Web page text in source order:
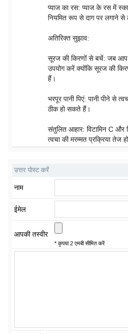
प्याज का रस: प्याज के रस में
नियमित रूप से दाग पर लगाने से
अतिरिक्त सुझाव:
सूरज की किरणों से बचें: जब आप
उपयोग करें क्योंकि सूरज की
हैं।
भरपूर पानी पिएं: पानी पीने से
ठीक हो सकते हैं।
संतुलित आहार: विटामिन C और
त्वचा की मरम्मत प्रक्रिया तेज
उत्तर पोस्ट करें
नाम
ईमेल
आपकी तस्वीर
* कृपया 2 एमबी सीमित करें